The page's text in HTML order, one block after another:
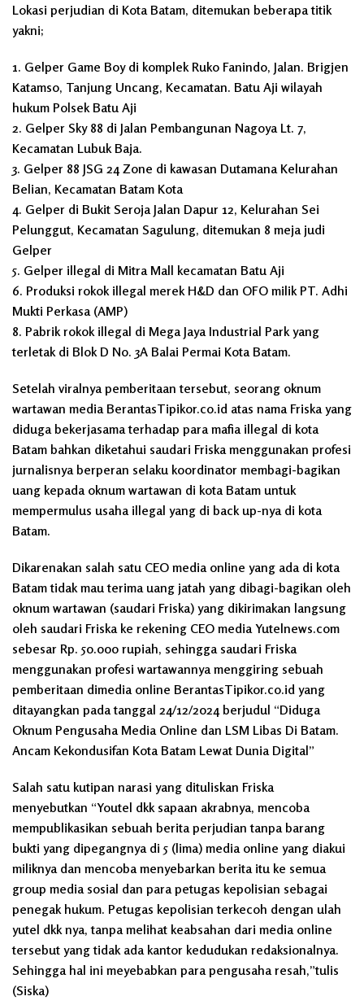
Lokasi perjudian di Kota Batam, ditemukan beberapa titik
yakni;
1. Gelper Game Boy di komplek Ruko Fanindo, Jalan. Brigjen
Katamso, Tanjung Uncang, Kecamatan. Batu Aji wilayah
hukum Polsek Batu Aji
2. Gelper Sky 88 di Jalan Pembangunan Nagoya Lt. 7,
Kecamatan Lubuk Baja.
3. Gelper 88 JSG 24 Zone di kawasan Dutamana Kelurahan
Belian, Kecamatan Batam Kota
4. Gelper di Bukit Seroja Jalan Dapur 12, Kelurahan Sei
Pelunggut, Kecamatan Sagulung, ditemukan 8 meja judi
Gelper
5. Gelper illegal di Mitra Mall kecamatan Batu Aji
6. Produksi rokok illegal merek H&D dan OFO milik PT. Adhi
Mukti Perkasa (AMP)
8. Pabrik rokok illegal di Mega Jaya Industrial Park yang
terletak di Blok D No. 3A Balai Permai Kota Batam.
Setelah viralnya pemberitaan tersebut, seorang oknum
wartawan media BerantasTipikor.co.id atas nama Friska yang
diduga bekerjasama terhadap para mafia illegal di kota
Batam bahkan diketahui saudari Friska menggunakan profesi
jurnalisnya berperan selaku koordinator membagi-bagikan
uang kepada oknum wartawan di kota Batam untuk
mempermulus usaha illegal yang di back up-nya di kota
Batam.
Dikarenakan salah satu CEO media online yang ada di kota
Batam tidak mau terima uang jatah yang dibagi-bagikan oleh
oknum wartawan (saudari Friska) yang dikirimakan langsung
oleh saudari Friska ke rekening CEO media Yutelnews.com
sebesar Rp. 50.000 rupiah, sehingga saudari Friska
menggunakan profesi wartawannya menggiring sebuah
pemberitaan dimedia online BerantasTipikor.co.id yang
ditayangkan pada tanggal 24/12/2024 berjudul “Diduga
Oknum Pengusaha Media Online dan LSM Libas Di Batam.
Ancam Kekondusifan Kota Batam Lewat Dunia Digital”
Salah satu kutipan narasi yang dituliskan Friska
menyebutkan “Youtel dkk sapaan akrabnya, mencoba
mempublikasikan sebuah berita perjudian tanpa barang
bukti yang dipegangnya di 5 (lima) media online yang diakui
miliknya dan mencoba menyebarkan berita itu ke semua
group media sosial dan para petugas kepolisian sebagai
penegak hukum. Petugas kepolisian terkecoh dengan ulah
yutel dkk nya, tanpa melihat keabsahan dari media online
tersebut yang tidak ada kantor kedudukan redaksionalnya.
Sehingga hal ini meyebabkan para pengusaha resah,”tulis
(Siska)